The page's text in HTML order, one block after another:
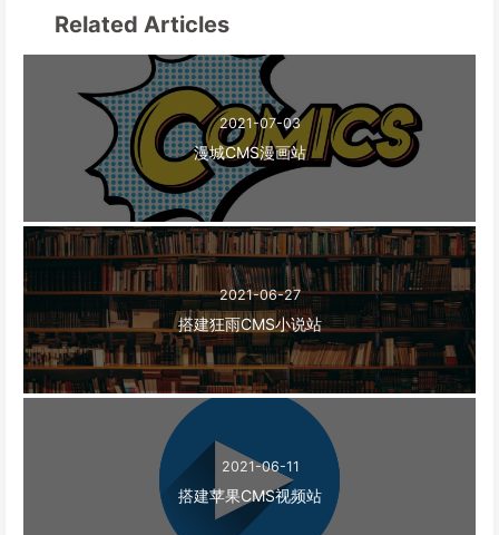
Related Articles
2021-07-03
漫城CMS漫画站
2021-06-27
搭建狂雨CMS小说站
2021-06-11
搭建苹果CMS视频站